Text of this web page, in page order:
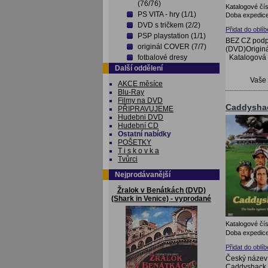
(76/76)
PS VITA - hry (1/1)
DVD s tričkem (2/2)
PSP playstation (1/1)
originál COVER (7/7)
fotbalové dresy
Další oddělení
AKCE měsíce
Blu-Ray
Filmy na DVD
PŘIPRAVUJEME
Hudebni DVD
Hudební CD
Ostatní nabídky
POŠETKY
T i s k o v k a
Tvůrci
Nejprodávanější
Žralok v Benátkách (DVD)
(Shark in Venice) - vyprodané
Katalogové
Doba
Přidat do
BEZ CZ
Katalogové
Doba
Přidat do
Český